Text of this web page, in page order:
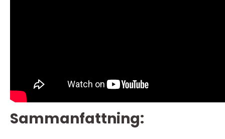
Sammanfattning: